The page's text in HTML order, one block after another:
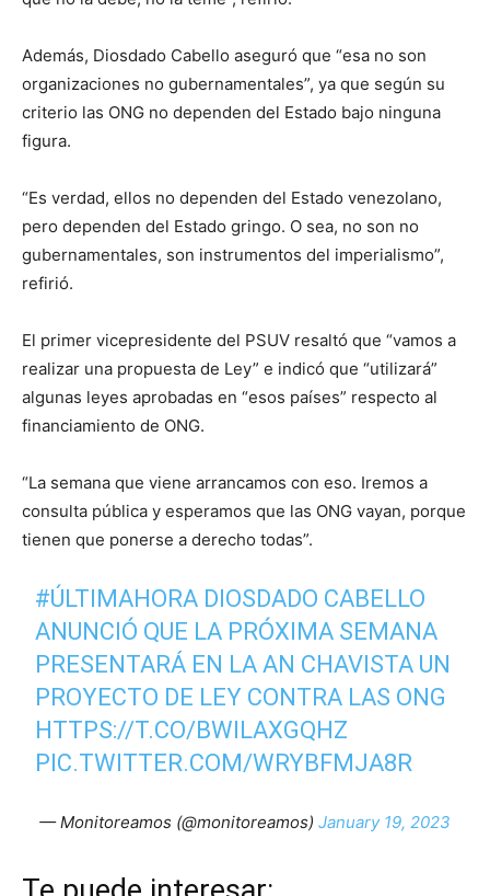
Además, Diosdado Cabello aseguró que “esa no son
organizaciones no gubernamentales”, ya que según su
criterio las ONG no dependen del Estado bajo ninguna
figura.
“Es verdad, ellos no dependen del Estado venezolano,
pero dependen del Estado gringo. O sea, no son no
gubernamentales, son instrumentos del imperialismo”,
refirió.
El primer vicepresidente del PSUV resaltó que “vamos a
realizar una propuesta de Ley” e indicó que “utilizará”
algunas leyes aprobadas en “esos países” respecto al
financiamiento de ONG.
“La semana que viene arrancamos con eso. Iremos a
consulta pública y esperamos que las ONG vayan, porque
tienen que ponerse a derecho todas”.
#ÚLTIMAHORA DIOSDADO CABELLO
ANUNCIÓ QUE LA PRÓXIMA SEMANA
PRESENTARÁ EN LA AN CHAVISTA UN
PROYECTO DE LEY CONTRA LAS ONG
HTTPS://T.CO/BWILAXGQHZ
PIC.TWITTER.COM/WRYBFMJA8R
— Monitoreamos (@monitoreamos) January 19, 2023